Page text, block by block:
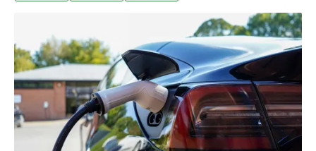
均碳排最高的一種，航空業減碳對全球邁向淨零碳排占有
重要的角色。國際能源總署表示，實現2050年淨零碳排的
解決方案包括使用低排放燃料、改進發動機和機身，以及
抑制航空業的需求增長。然而，近期全球製造和供應鏈問
題，導致燃油效率更高的新型飛機無法如期上場替換舊飛
機，迫使許多公司需要延長現有較為耗能飛機的使用時
間，這也促使紐航宣布放棄2030減碳目標。除此之外，較
為低碳的替代選項，如永續航空燃料（Sustainable